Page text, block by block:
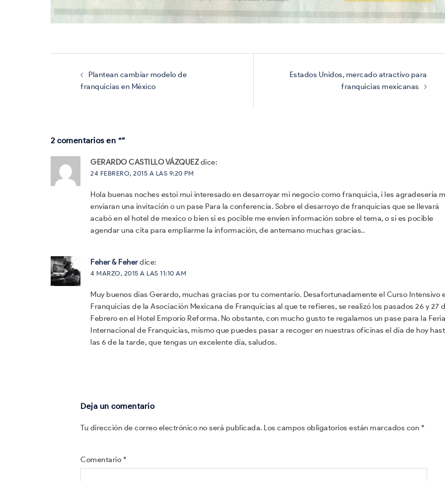
Navegación
entradasPlantean cambiar modelo de
franquicias en México
Estados Unidos, mercado atractivo para
franquicias mexicanas
2 comentarios en “”
GERARDO CASTILLO VÁZQUEZ dice:
24 FEBRERO, 2015 A LAS 9:20 PM
Hola buenas noches estoi mui interesado en desarroyar mi negocio como franquicia, i les agradeseria
enviaran una invitación o un pase Para la conferencia. Sobre el desarroyo de franquicias que se llevará
acabó en el hotel de mexico o bien si es pocible me envíen información sobre el tema, o si es pocible
agendar una cita para empliarme la información, de antemano muchas gracias..
Feher & Feherdice:
4 MARZO, 2015 A LAS 11:10 AM
Muy buenos días Gerardo, muchas gracias por tu comentario. Desafortunadamente el Curso Intensivo
Franquicias de la Asociación Mexicana de Franquicias al que te refieres, se realizó los pasados 26 y 27
Febrero en el Hotel Emporio Reforma. No obstante, con mucho gusto te regalamos un pase para la Feria
Internacional de Franquicias, mismo que puedes pasar a recoger en nuestras oficinas el día de hoy
las 6 de la tarde, que tengas un excelente día, saludos.
Deja un comentario
Tu dirección de correo electrónico no será publicada. Los campos obligatorios están marcados con *
Comentario *